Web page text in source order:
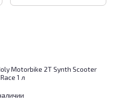
Motorbike 2T Synth Scooter
1 л